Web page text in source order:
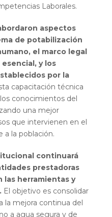
Laborales.
aspectos
de potabilización
el marco legal
y los
por la
capacitación técnica
conocimientos del
una mejor
que intervienen en el
a la población.
continuará
prestadoras
las herramientas y
El objetivo es consolidar
la mejora continua del
a agua segura y de